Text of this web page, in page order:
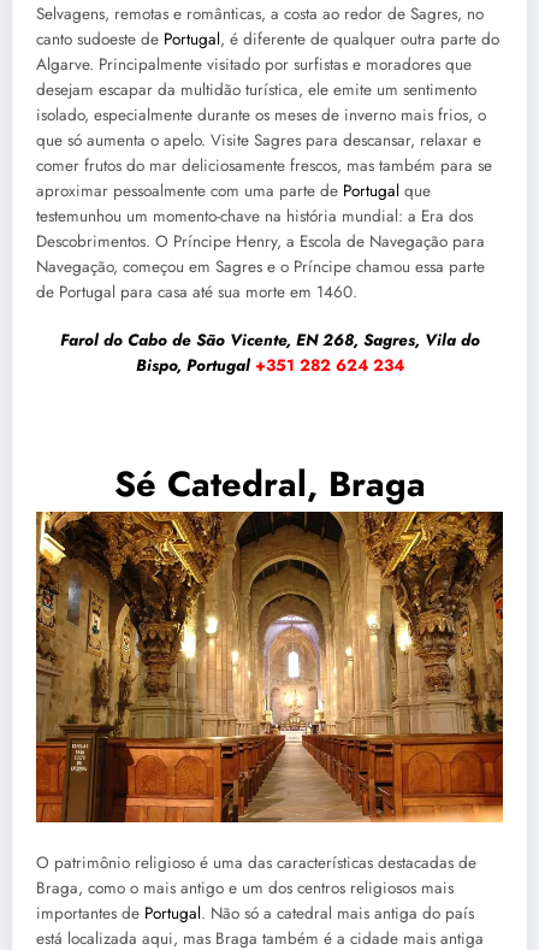
Selvagens, remotas e românticas, a costa ao redor de Sagres, no
canto sudoeste de Portugal, é diferente de qualquer outra parte do
Algarve. Principalmente visitado por surfistas e moradores que
desejam escapar da multidão turística, ele emite um sentimento
isolado, especialmente durante os meses de inverno mais frios, o
que só aumenta o apelo. Visite Sagres para descansar, relaxar e
comer frutos do mar deliciosamente frescos, mas também para se
aproximar pessoalmente com uma parte de Portugal que
testemunhou um momento-chave na história mundial: a Era dos
Descobrimentos. O Príncipe Henry, a Escola de Navegação para
Navegação, começou em Sagres e o Príncipe chamou essa parte
de Portugal para casa até sua morte em 1460.
Farol do Cabo de São Vicente, EN 268, Sagres, Vila do
Bispo, Portugal +351 282 624 234
Sé Catedral, Braga
O patrimônio religioso é uma das características destacadas de
Braga, como o mais antigo e um dos centros religiosos mais
importantes de Portugal. Não só a catedral mais antiga do país
está localizada aqui, mas Braga também é a cidade mais antiga